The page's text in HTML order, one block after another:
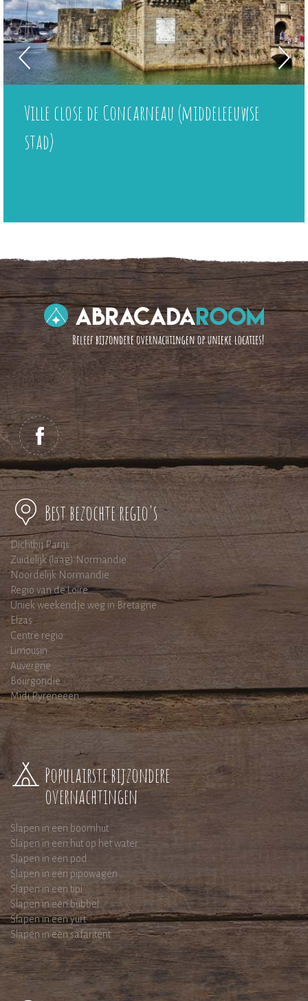
Ville close de Concarneau (middeleeuwse
stad)
Best bezochte regio's
Dichtbij Parijs
Zuidelijk (laag) Normandie
Noordelijk Normandie
Regio van de Loire
Uniek weekendje weg in Bretagne
Elzas
Centre regio
Limousin
Auvergne
Bourgondië
Midi Pyreneeen
Populairste bijzondere
overnachtingen
Slapen in een boomhut
Slapen in een hut op het water
Slapen in een pod
Slapen in een pipowagen
Slapen in een tipi
Slapen in een bubbel
Slapen in een yurt
Slapen in een safaritent